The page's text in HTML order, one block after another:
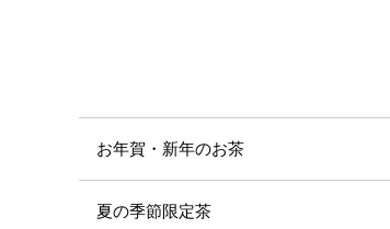
お年賀・新年のお茶
夏の季節限定茶